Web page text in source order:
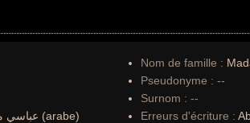
عباسي مدني (arabe)
Nom de famille :
Pseudonyme : --
Surnom : --
Erreurs d'écriture :